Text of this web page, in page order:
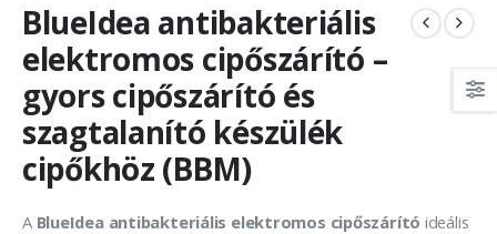
BlueIdea antibakteriális
elektromos cipőszárító –
gyors cipőszárító és
szagtalanító készülék
cipőkhöz (BBM)
A BlueIdea antibakteriális elektromos cipőszárító ideális